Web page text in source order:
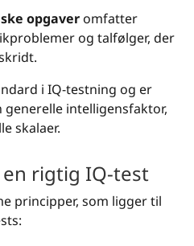
opgaver omfatter
og talfølger, der
i IQ-testning og er
intelligensfaktor,
skalaer.
rigtig IQ-test
principper, som ligger til